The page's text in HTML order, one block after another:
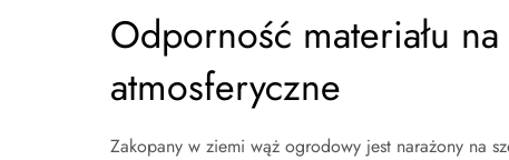
Odporność materiału
atmosferyczne
Zakopany w ziemi wąż ogrodowy jest narażony na